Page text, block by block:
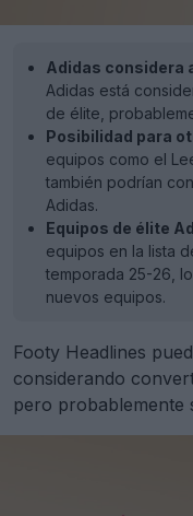
Adidas considera
Adidas está
de élite,
Posibilidad para
equipos como el
también podrían
Adidas.
Equipos de élite
equipos en la lista
temporada 25-26,
nuevos equipos.
Footy Headlines
considerando
pero probablemente